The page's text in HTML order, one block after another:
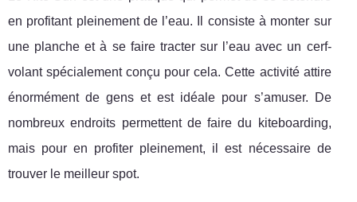
en profitant pleinement de l’eau. Il consiste à monter sur
une planche et à se faire tracter sur l’eau avec un cerf-
volant spécialement conçu pour cela. Cette activité attire
énormément de gens et est idéale pour s’amuser. De
nombreux endroits permettent de faire du kiteboarding,
mais pour en profiter pleinement, il est nécessaire de
trouver le meilleur spot.